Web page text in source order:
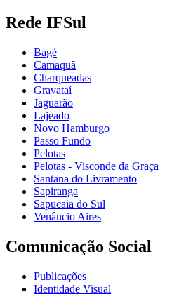
Rede IFSul
Bagé
Camaquã
Charqueadas
Gravataí
Jaguarão
Lajeado
Novo Hamburgo
Passo Fundo
Pelotas
Pelotas - Visconde da Graça
Santana do Livramento
Sapiranga
Sapucaia do Sul
Venâncio Aires
Comunicação Social
Publicações
Identidade Visual